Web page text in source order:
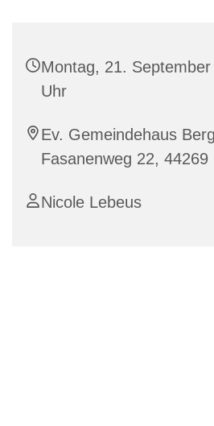
Montag, 21.
Uhr
Ev. Gemeindehaus
Fasanenweg 22, 44269
Nicole Lebeus